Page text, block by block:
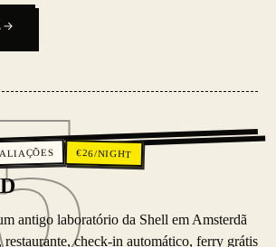
€26/NIGHT
antigo laboratório da Shell em Amsterdã
check-in automático, ferry grátis